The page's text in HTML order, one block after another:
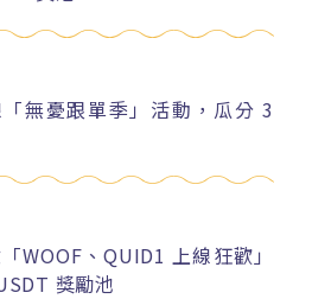
無憂跟單季」活動，瓜分 3
WOOF、QUID1 上線狂歡」
獎勵池